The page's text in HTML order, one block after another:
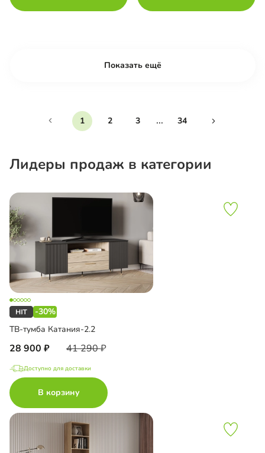
Показать ещё
1 2 3 ... 34
Лидеры продаж в категории
-30%
ТВ-тумба Катания-2.2
28 900 41 290
Доступно для доставки
В корзину